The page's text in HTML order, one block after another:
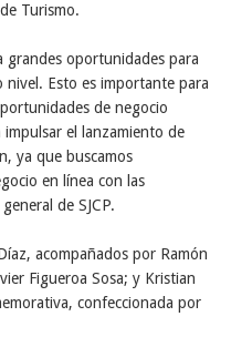
Turismo.
grandes oportunidades para
nivel. Esto es importante para
de negocio
el lanzamiento de
ya que buscamos
en línea con las
de SJCP.
acompañados por Ramón
Figueroa Sosa; y Kristian
confeccionada por